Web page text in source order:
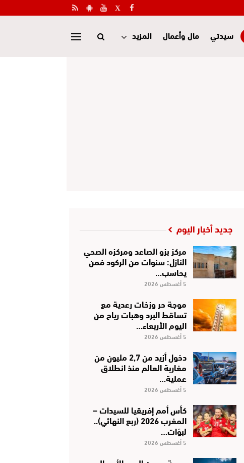
سيدتي مال وأعمال المزيد
جديد أخبار اليوم
مركز بزو الصاعد ومركزه الصحي
النازل: سنوات من الركود فمن
يحاسب…
5 أغسطس 2026
موجة حر وزخات رعدية مع
تساقط البرد وهبات رياح من
اليوم الأربعاء…
5 أغسطس 2026
دخول أزيد من 2,7 مليون من
مغاربة العالم منذ انطلاق
عملية…
5 أغسطس 2026
كأس أمم إفريقيا للسيدات –
المغرب 2026 (ربع النهائي)..
لبؤات…
5 أغسطس 2026